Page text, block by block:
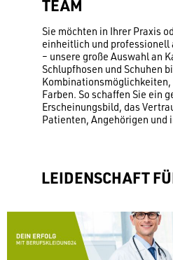
TEAM
Sie möchten in Ihrer Praxis
einheitlich und
– unsere große Auswahl an
Schlupfhosen und Schuhen
Farben. So schaffen Sie ein
Erscheinungsbild, das
Patienten, Angehörigen und
LEIDENSCHAFT